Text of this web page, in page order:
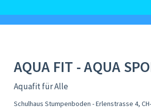
AQUA FIT - AQUA
Aquafit für Alle
Schulhaus Stumpenboden - Erlenstrasse 4,